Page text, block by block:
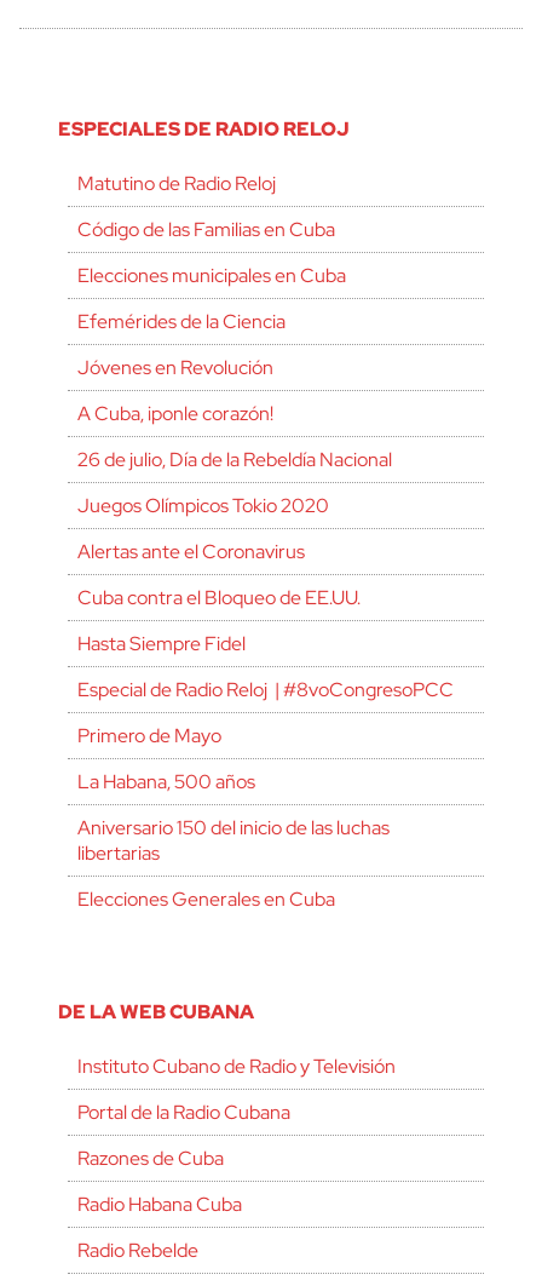
ESPECIALES DE RADIO RELOJ
Matutino de Radio Reloj
Código de las Familias en Cuba
Elecciones municipales en Cuba
Efemérides de la Ciencia
Jóvenes en Revolución
A Cuba, ¡ponle corazón!
26 de julio, Día de la Rebeldía Nacional
Juegos Olímpicos Tokio 2020
Alertas ante el Coronavirus
Cuba contra el Bloqueo de EE.UU.
Hasta Siempre Fidel
Especial de Radio Reloj | #8voCongresoPCC
Primero de Mayo
La Habana, 500 años
Aniversario 150 del inicio de las luchas
libertarias
Elecciones Generales en Cuba
DE LA WEB CUBANA
Instituto Cubano de Radio y Televisión
Portal de la Radio Cubana
Razones de Cuba
Radio Habana Cuba
Radio Rebelde